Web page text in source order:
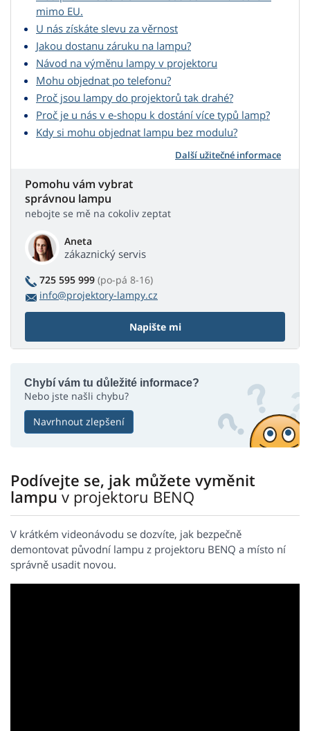
mimo EU.
U nás získáte slevu za věrnost
Jakou dostanu záruku na lampu?
Návod na výměnu lampy v projektoru
Mohu objednat po telefonu?
Proč jsou lampy do projektorů tak drahé?
Proč je u nás v e-shopu k dostání více typů lamp?
Kdy si mohu objednat lampu bez modulu?
Další užitečné informace
Pomohu vám vybrat
správnou lampu
nebojte se mě na cokoliv zeptat
Aneta
zákaznický servis
725 595 999 (po-pá 8-16)
info@projektory-lampy.cz
Napište mi
Chybí vám tu důležité informace?
Nebo jste našli chybu?
Navrhnout zlepšení
Podívejte se, jak můžete vyměnit
lampuv projektoru BENQ
V krátkém videonávodu se dozvíte, jak bezpečně
demontovat původní lampu z projektoru BENQ a místo ní
správně usadit novou.